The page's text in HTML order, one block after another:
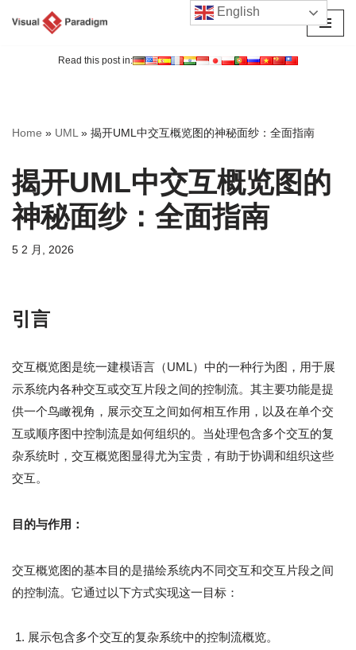
Read this post in:
Home » UML» 揭开UML中交互概览图的神秘面纱：全面指南
揭开UML中交互概览图的
神秘面纱：全面指南
5 2 月, 2026
引言
交互概览图是统一建模语言（UML）中的一种行为图，用于展
示系统内各种交互或交互片段之间的控制流。其主要功能是提
供一个鸟瞰视角，展示交互之间如何相互作用，以及在单个交
互或顺序图中控制流是如何组织的。当处理包含多个交互的复
杂系统时，交互概览图显得尤为宝贵，有助于协调和组织这些
交互。
目的与作用：
交互概览图的基本目的是描绘系统内不同交互和交互片段之间
的控制流。它通过以下方式实现这一目标：
展示包含多个交互的复杂系统中的控制流概览。
English